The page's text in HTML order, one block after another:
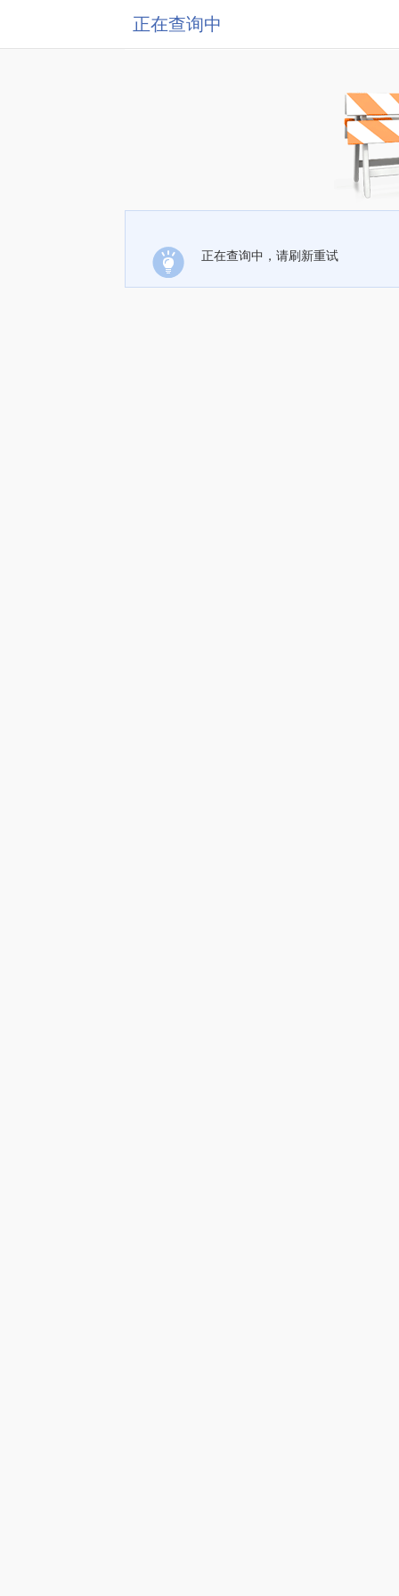
正在查询中
正在查询中，请刷新重试